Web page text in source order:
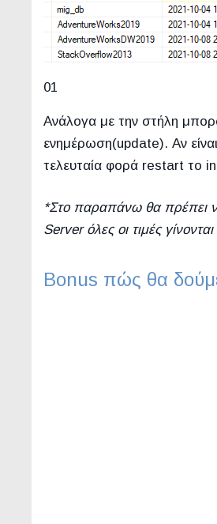
01
Ανάλογα με την στήλη
ενημέρωση(update). Αν
τελευταία φορά restart το
*Στο παραπάνω θα πρέπει
Server όλες οι τιμές
Bonus πώς θα δούμε